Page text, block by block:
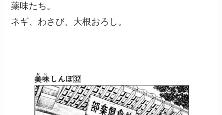
薬味たち。
ネギ、わさび、大根おろし。